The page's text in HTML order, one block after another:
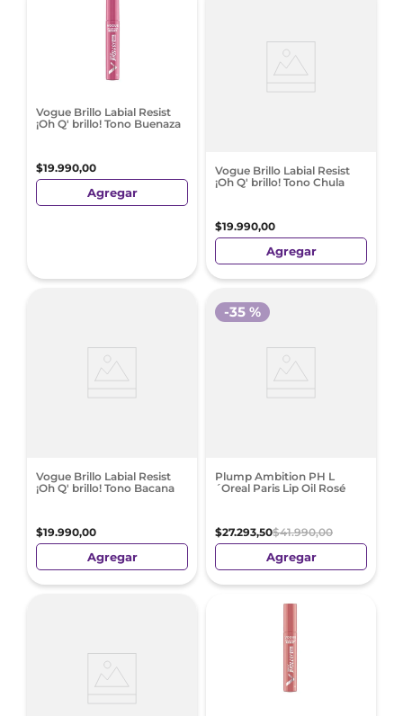
Vogue Brillo Labial Resist
¡Oh Q' brillo! Tono Buenaza
$19.990,00
Agregar
Vogue Brillo Labial Resist
¡Oh Q' brillo! Tono Chula
$19.990,00
Agregar
Vogue Brillo Labial Resist
¡Oh Q' brillo! Tono Bacana
$19.990,00
Agregar
Plump Ambition PH L
´Oreal Paris Lip Oil Rosé
$27.293,50$41.990,00
-35 %
Agregar